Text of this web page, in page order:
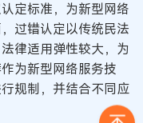
定标准，为新型网络
过错认定以传统民法
律适用弹性较大，为
为新型网络服务技
规制，并结合不同应